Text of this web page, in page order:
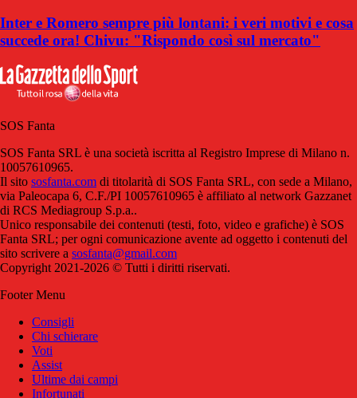
Inter e Romero sempre più lontani: i veri motivi e cosa
succede ora! Chivu: "Rispondo così sul mercato"
SOS Fanta
SOS Fanta SRL è una società iscritta al Registro Imprese di Milano n.
10057610965.
Il sito sosfanta.com di titolarità di SOS Fanta SRL, con sede a Milano,
via Paleocapa 6, C.F./PI 10057610965 è affiliato al network Gazzanet
di RCS Mediagroup S.p.a..
Unico responsabile dei contenuti (testi, foto, video e grafiche) è SOS
Fanta SRL; per ogni comunicazione avente ad oggetto i contenuti del
sito scrivere a sosfanta@gmail.com
Copyright 2021-2026 © Tutti i diritti riservati.
Footer Menu
Consigli
Chi schierare
Voti
Assist
Ultime dai campi
Infortunati